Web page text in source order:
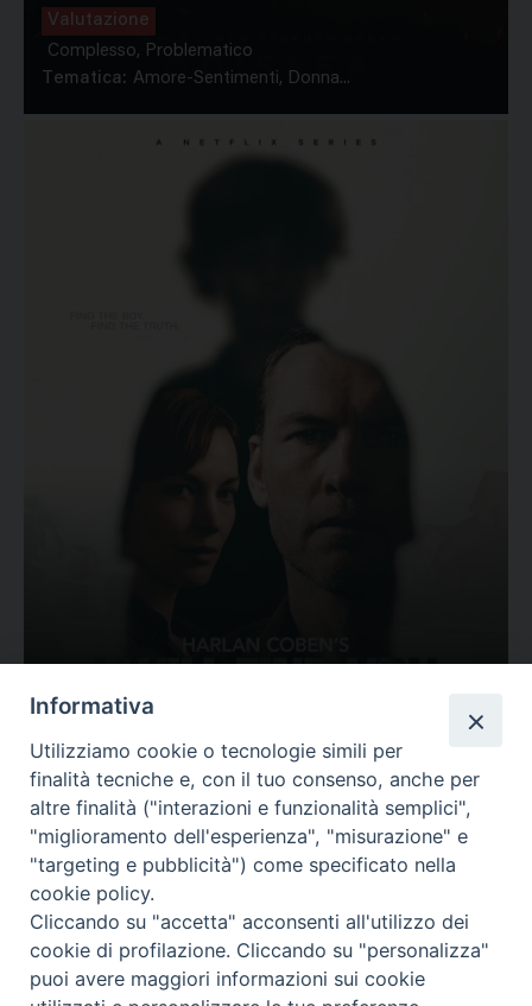
Valutazione
Complesso, Problematico
Tematica: Amore-Sentimenti, Donna...
Valutazione
Complesso, Problematico
Tematica: Amore-Sentimenti, Carcere...
Informativa
Utilizziamo cookie o tecnologie simili per
finalità tecniche e, con il tuo consenso, anche per
altre finalità ("interazioni e funzionalità semplici",
"miglioramento dell'esperienza", "misurazione" e
"targeting e pubblicità") come specificato nella
cookie policy.
Cliccando su "accetta" acconsenti all'utilizzo dei
cookie di profilazione. Cliccando su "personalizza"
puoi avere maggiori informazioni sui cookie